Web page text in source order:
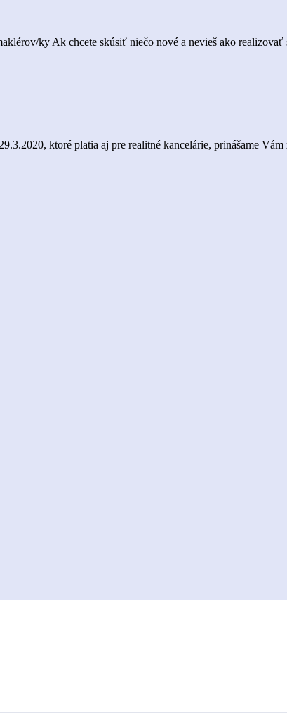
ky Ak chcete skúsiť niečo nové a nevieš ako
ktoré platia aj pre realitné kancelárie, prinášame